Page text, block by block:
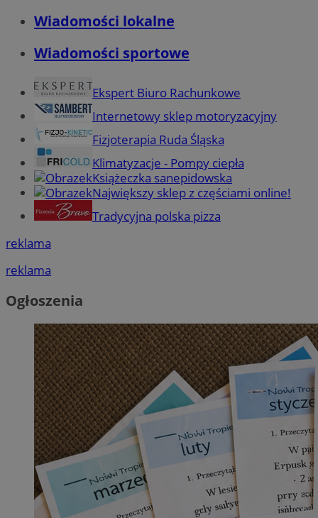
Wiadomości lokalne
Wiadomości sportowe
Ekspert Biuro Rachunkowe
Internetowy sklep motoryzacyjny
Fizjoterapia Ruda Śląska
Klimatyzacje - Pompy ciepła
Książeczka sanepidowska
Największy sklep z częściami online!
Tradycyjna polska pizza
reklama
reklama
Ogłoszenia